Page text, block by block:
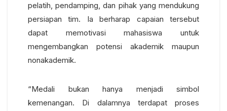
pelatih, pendamping, dan pihak yang mendukung
persiapan tim. Ia berharap capaian tersebut
dapat memotivasi mahasiswa untuk
mengembangkan potensi akademik maupun
nonakademik.
“Medali bukan hanya menjadi simbol
kemenangan. Di dalamnya terdapat proses